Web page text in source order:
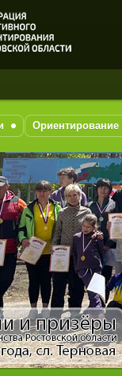
Ориентирование